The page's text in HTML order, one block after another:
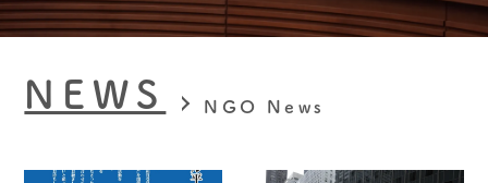
NEWS NGO News